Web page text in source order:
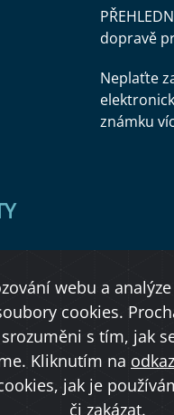
dopravě
Neplaťte
známku
© 2026 Ministerstvo
webu a
cookies.
s tím, jak
Kliknutím na odkaz
jak je
či zakázat.